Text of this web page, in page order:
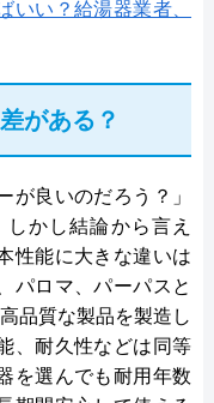
いい？給湯器業者、
がある？
が良いのだろう？」
かし結論から言え
性能に大きな違いは
パロマ、パーパスと
品質な製品を製造し
、耐久性などは同等
を選んでも耐用年数